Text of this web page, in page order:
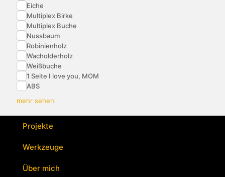
Eiche
Multiplex Birke
Multiplex Buche
Nussbaum
Robinienholz
Wacholderholz
Weißbuche
1 Seite I love you, MOM
ABS
mehr sehen
Projekte
Werkzeuge
Über mich